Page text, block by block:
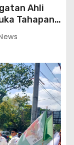
Ahli
Tahapan